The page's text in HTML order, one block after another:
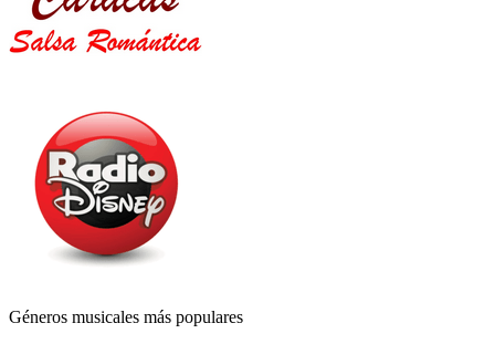
Géneros musicales más populares